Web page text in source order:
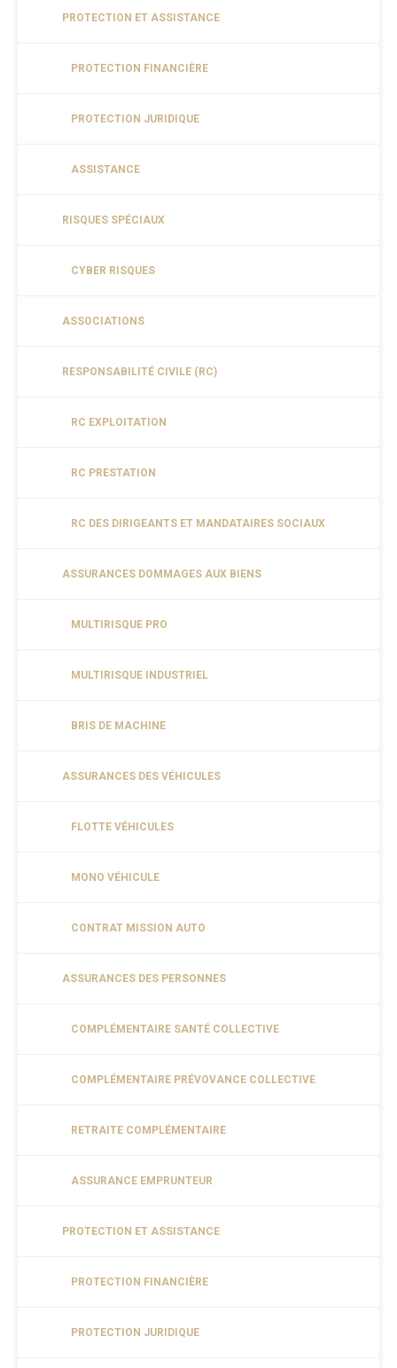
PROTECTION ET ASSISTANCE
PROTECTION FINANCIÈRE
PROTECTION JURIDIQUE
ASSISTANCE
RISQUES SPÉCIAUX
CYBER RISQUES
ASSOCIATIONS
RESPONSABILITÉ CIVILE (RC)
RC EXPLOITATION
RC PRESTATION
RC DES DIRIGEANTS ET MANDATAIRES SOCIAUX
ASSURANCES DOMMAGES AUX BIENS
MULTIRISQUE PRO
MULTIRISQUE INDUSTRIEL
BRIS DE MACHINE
ASSURANCES DES VÉHICULES
FLOTTE VÉHICULES
MONO VÉHICULE
CONTRAT MISSION AUTO
ASSURANCES DES PERSONNES
COMPLÉMENTAIRE SANTÉ COLLECTIVE
COMPLÉMENTAIRE PRÉVOVANCE COLLECTIVE
RETRAITE COMPLÉMENTAIRE
ASSURANCE EMPRUNTEUR
PROTECTION ET ASSISTANCE
PROTECTION FINANCIÈRE
PROTECTION JURIDIQUE